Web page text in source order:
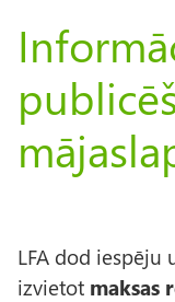
LFA dod
izvietot maksas